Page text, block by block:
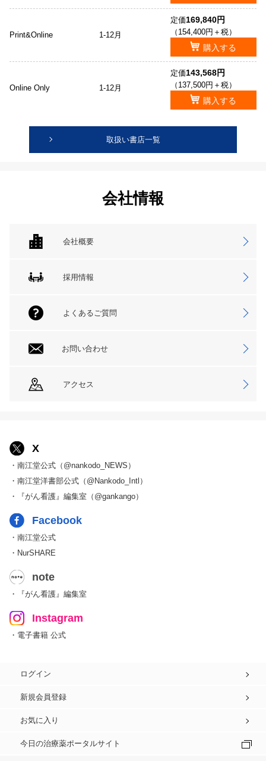
Print&Online 1-12月
定価169,840円
（154,400円＋税）
購入する
Online Only 1-12月
定価143,568円
（137,500円＋税）
購入する
取扱い書店一覧
会社情報
会社概要
採用情報
よくあるご質問
お問い合わせ
アクセス
X
・南江堂公式（@nankodo_NEWS）
・南江堂洋書部公式（@Nankodo_Intl）
・『がん看護』編集室（@gankango）
Facebook
・南江堂公式
・NurSHARE
note
・『がん看護』編集室
Instagram
・電子書籍 公式
ログイン
新規会員登録
お気に入り
今日の治療薬ポータルサイト